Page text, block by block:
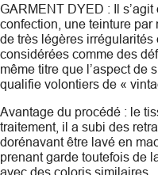
GARMENT DYED : Il
confection, une teinture
de très légères
considérées comme des
même titre que l’aspect de
qualifie volontiers de «
Avantage du procédé : le
traitement, il a subi des
dorénavant être lavé en
prenant garde toutefois de
avec des coloris similaires.